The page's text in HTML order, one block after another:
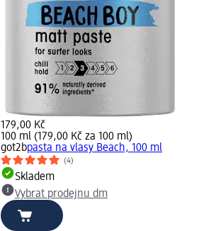
179,00 Kč
100 ml (179,00 Kč za 100 ml)
got2bpasta na vlasy Beach, 100 ml
(4)
Skladem
Vybrat prodejnu dm